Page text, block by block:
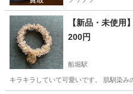
【新品・未使
200円
船堀駅
キラキラしていて可愛いです。 肌馴染